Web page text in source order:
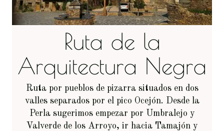
Ruta de la
Arquitectura Negra
Ruta por pueblos de pizarra situados en dos
valles separados por el pico Ocejón. Desde la
Perla sugerimos empezar por Umbralejo y
Valverde de los Arroyo, ir hacia Tamajón y